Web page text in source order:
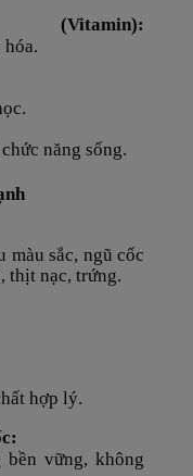
(Vitamin):
năng sống.
màu sắc, ngũ cốc
thịt nạc, trứng.
hợp lý.
vững, không